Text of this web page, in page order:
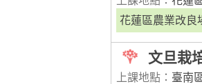
花蓮區農業改良
文旦栽
上課地點： 臺南